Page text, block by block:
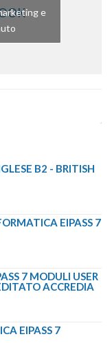
e
B2 - BRITISH
EIPASS 7
7 MODULI USER
ACCREDIA
EIPASS 7